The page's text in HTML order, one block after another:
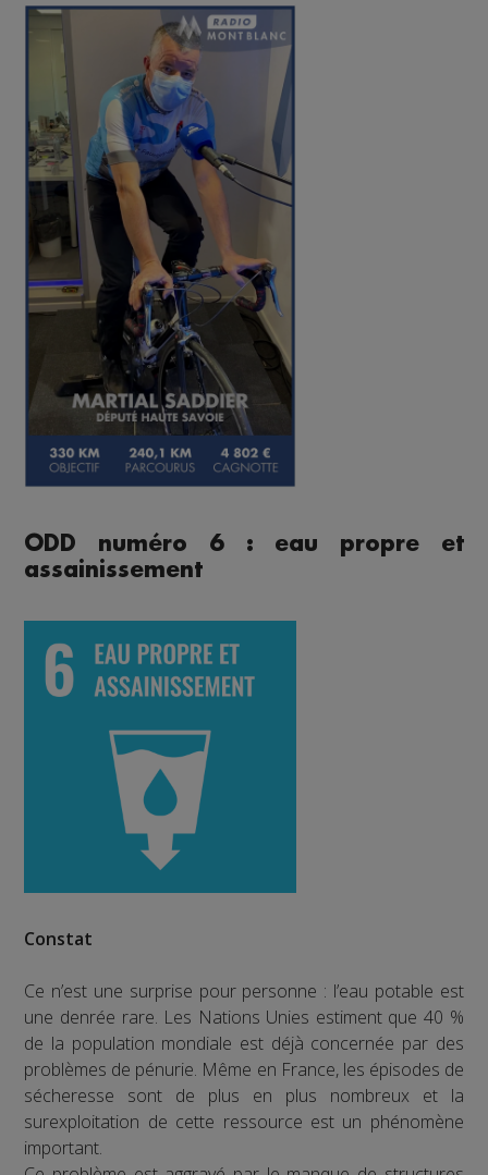
ODD numéro 6 : eau propre et
assainissement
Constat
Ce n’est une surprise pour personne : l’eau potable est
une denrée rare. Les Nations Unies estiment que 40 %
de la population mondiale est déjà concernée par des
problèmes de pénurie. Même en France, les épisodes de
sécheresse sont de plus en plus nombreux et la
surexploitation de cette ressource est un phénomène
important.